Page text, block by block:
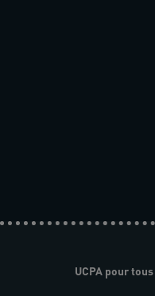
UCPA pour tous